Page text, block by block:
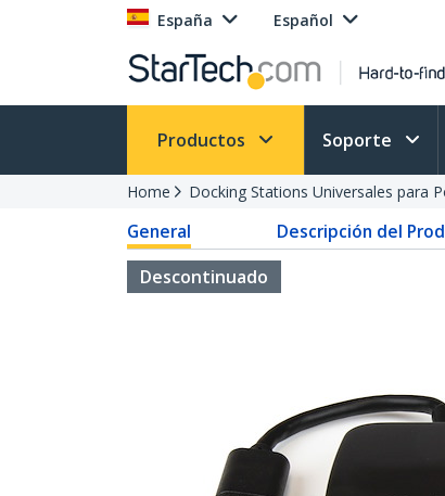
España Español
Productos Soporte
Home Docking Stations Universales para
General Descripción del
Descontinuado